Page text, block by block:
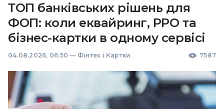
ТОП банківських рішень для
ФОП: коли еквайринг, РРО та
бізнес-картки в одному сервісі
04.08.2026, 06:50 — Фінтех і Картки 7587